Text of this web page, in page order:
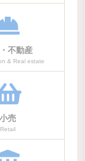
不動産
& Real estate
小売
Retail